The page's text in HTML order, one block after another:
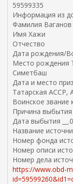
59599335
Информация из
Фамилия Ваганов
Имя Хажи
Отчество
Дата рождения/
Место рождения
Симетбаш
Дата и место
Татарская АССР,
Воинское звание
Причина
Дата выбытия
Название
Номер фонда
Номер описи
Номер дела
https://www.obd-